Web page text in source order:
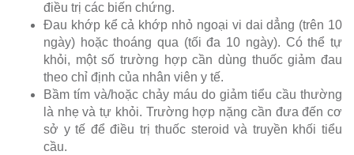
điều trị các biến chứng.
Đau khớp kể cả khớp nhỏ ngoại vi dai dẳng (trên 10
ngày) hoặc thoáng qua (tối đa 10 ngày). Có thể tự
khỏi, một số trường hợp cần dùng thuốc giảm đau
theo chỉ định của nhân viên y tế.
Bầm tím và/hoặc chảy máu do giảm tiểu cầu thường
là nhẹ và tự khỏi. Trường hợp nặng cần đưa đến cơ
sở y tế để điều trị thuốc steroid và truyền khối tiểu
cầu.